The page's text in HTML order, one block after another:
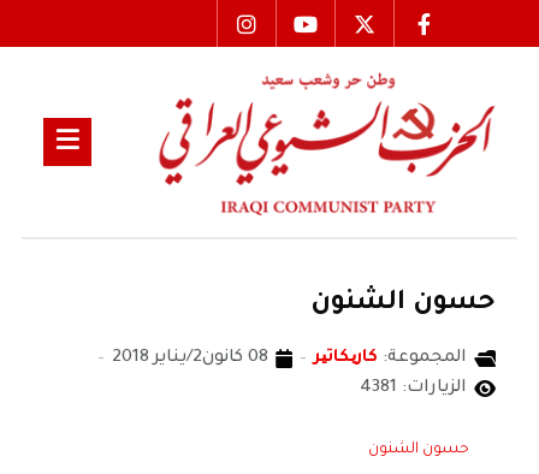
حسون الشنون
المجموعة: كاریكاتیر
08 كانون2/يناير 2018
الزيارات: 4381
حسون الشنون